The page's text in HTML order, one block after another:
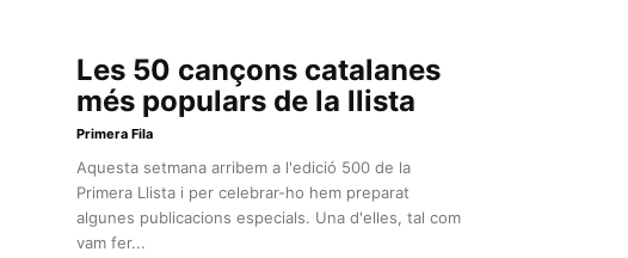
Les 50 cançons catalanes
més populars de la llista
Primera Fila
Aquesta setmana arribem a l'edició 500 de la
Primera Llista i per celebrar-ho hem preparat
algunes publicacions especials. Una d'elles, tal com
vam fer...